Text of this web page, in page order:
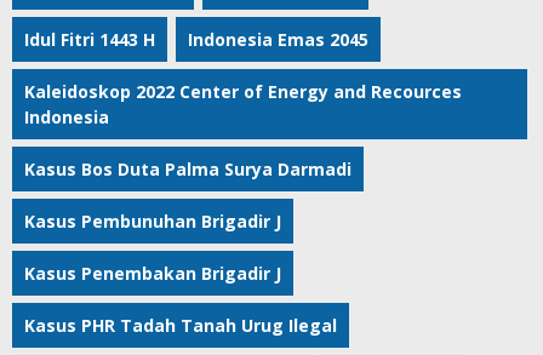
Idul Fitri 1443 H Indonesia Emas 2045
Kaleidoskop 2022 Center of Energy and Recources
Indonesia
Kasus Bos Duta Palma Surya Darmadi
Kasus Pembunuhan Brigadir J
Kasus Penembakan Brigadir J
Kasus PHR Tadah Tanah Urug Ilegal